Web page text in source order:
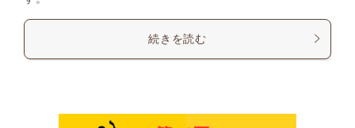
続きを読む